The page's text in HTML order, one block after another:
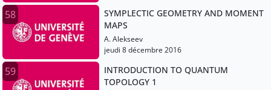
58
SYMPLECTIC GEOMETRY AND MOMENT
MAPS
A. Alekseev
jeudi 8 décembre 2016
59
INTRODUCTION TO QUANTUM
TOPOLOGY 1